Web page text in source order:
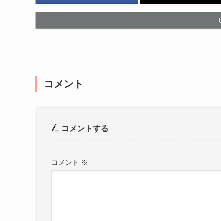
コメント
コメントする
コメント ※